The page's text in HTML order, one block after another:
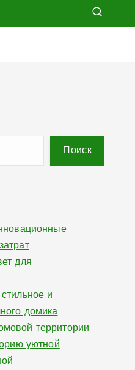
Поиск
для
и
домика
территории
уютной